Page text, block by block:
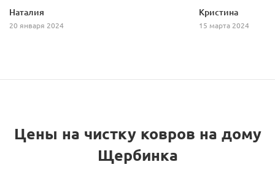
Наталия
20 января 2024
Кристина
15 марта 2024
Цены на чистку ковров на дому
Щербинка